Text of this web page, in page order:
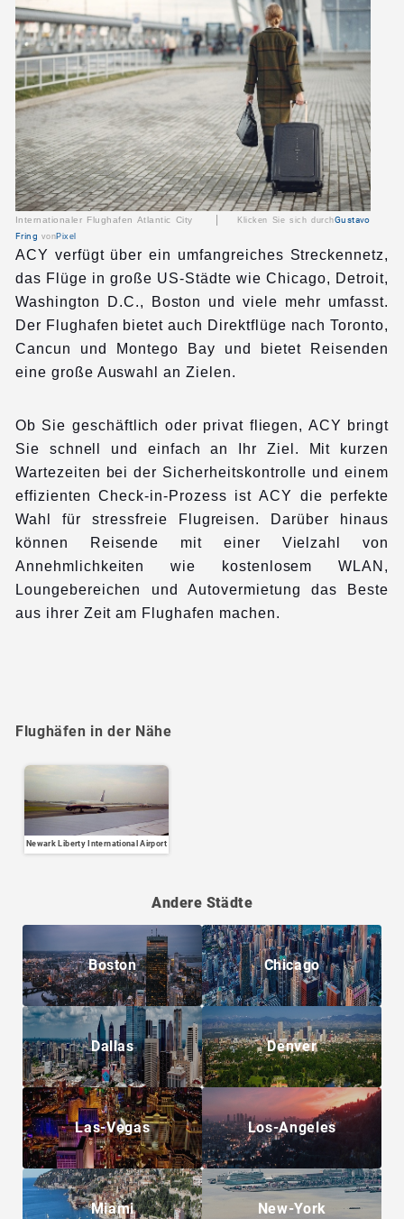
Internationaler Flughafen Atlantic City |Klicken Sie sich durchGustavo
Fring vonPixel
ACY verfügt über ein umfangreiches Streckennetz,
das Flüge in große US-Städte wie Chicago, Detroit,
Washington D.C., Boston und viele mehr umfasst.
Der Flughafen bietet auch Direktflüge nach Toronto,
Cancun und Montego Bay und bietet Reisenden
eine große Auswahl an Zielen.
Ob Sie geschäftlich oder privat fliegen, ACY bringt
Sie schnell und einfach an Ihr Ziel. Mit kurzen
Wartezeiten bei der Sicherheitskontrolle und einem
effizienten Check-in-Prozess ist ACY die perfekte
Wahl für stressfreie Flugreisen. Darüber hinaus
können Reisende mit einer Vielzahl von
Annehmlichkeiten wie kostenlosem WLAN,
Loungebereichen und Autovermietung das Beste
aus ihrer Zeit am Flughafen machen.
Flughäfen in der Nähe
Newark Liberty International Airport
Andere Städte
Boston Chicago
Dallas Denver
Las-Vegas Los-Angeles
Miami New-York